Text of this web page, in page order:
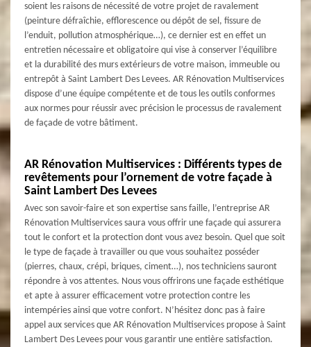
soient les raisons de nécessité de votre projet de ravalement
(peinture défraîchie, efflorescence ou dépôt de sel, fissure de
l’enduit, pollution atmosphérique…), ce dernier est en effet un
entretien nécessaire et obligatoire qui vise à conserver l’équilibre
et la durabilité des murs extérieurs de votre maison, immeuble ou
entrepôt à Saint Lambert Des Levees. AR Rénovation Multiservices
dispose d’une équipe compétente et de tous les outils conformes
aux normes pour réussir avec précision le processus de ravalement
de façade de votre bâtiment.
AR Rénovation Multiservices : Différents types de
revêtements pour l’ornement de votre façade à
Saint Lambert Des Levees
Avec son savoir-faire et son expertise sans faille, l’entreprise AR
Rénovation Multiservices saura vous offrir une façade qui assurera
tout le confort et la protection dont vous avez besoin. Quel que soit
le type de façade à travailler ou que vous souhaitez posséder
(pierres, chaux, crépi, briques, ciment…), nos techniciens sauront
répondre à vos attentes. Nous vous offrirons une façade esthétique
et apte à assurer efficacement votre protection contre les
intempéries ainsi que votre confort. N’hésitez donc pas à faire
appel aux services que AR Rénovation Multiservices propose à Saint
Lambert Des Levees pour vous garantir une entière satisfaction.